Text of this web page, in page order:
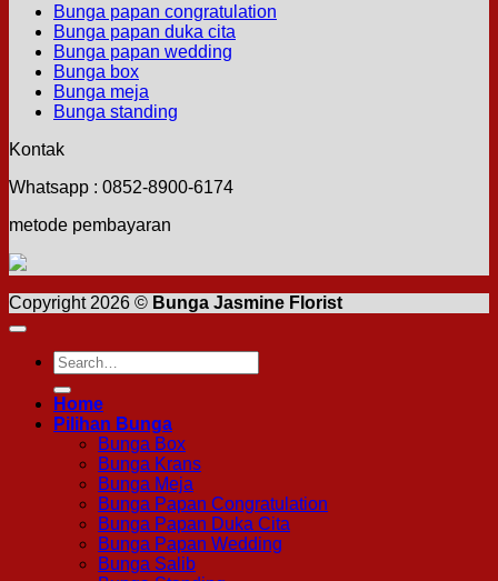
Bunga papan congratulation
Bunga papan duka cita
Bunga papan wedding
Bunga box
Bunga meja
Bunga standing
Kontak
Whatsapp : 0852-8900-6174
metode pembayaran
Copyright 2026 © Bunga Jasmine Florist
Search
for:
Home
Pilihan Bunga
Bunga Box
Bunga Krans
Bunga Meja
Bunga Papan Congratulation
Bunga Papan Duka Cita
Bunga Papan Wedding
Bunga Salib